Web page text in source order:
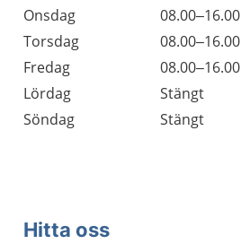
Onsdag
08.00–16.00
Torsdag
08.00–16.00
Fredag
08.00–16.00
Lördag
Stängt
Söndag
Stängt
Hitta oss